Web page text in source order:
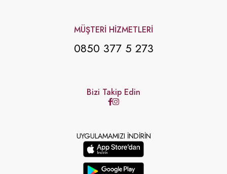
MÜŞTERİ HİZMETLERİ
0850 377 5 273
Bizi Takip Edin
UYGULAMAMIZI İNDİRİN